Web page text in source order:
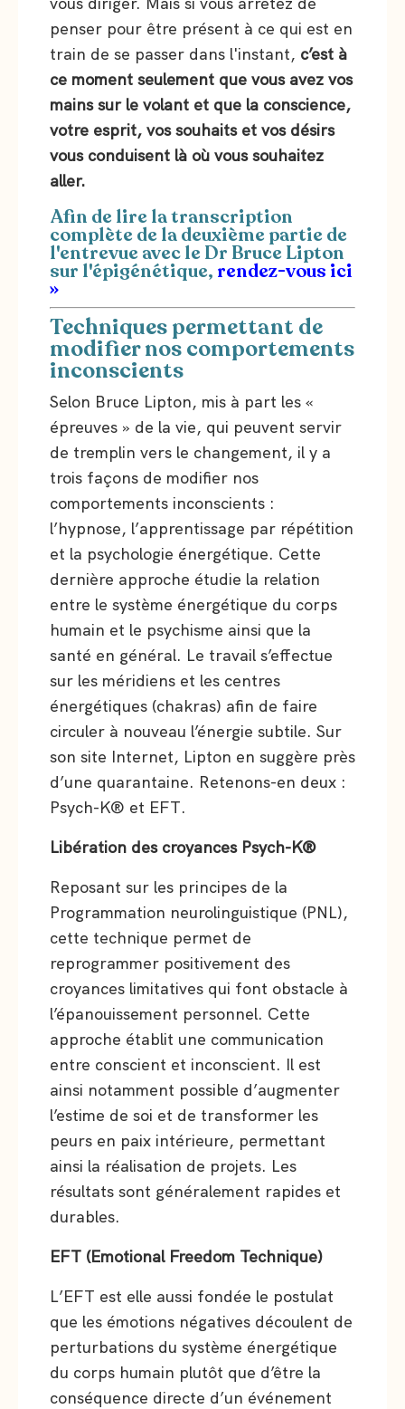
penser pour être présent à ce qui est en
train de se passer dans l'instant, c’est à
ce moment seulement que vous avez vos
mains sur le volant et que la conscience,
votre esprit, vos souhaits et vos désirs
vous conduisent là où vous souhaitez
aller.
Afin de lire la transcription
complète de la deuxième partie de
l'entrevue avec le Dr Bruce Lipton
sur l'épigénétique, rendez-vous ici
»
Techniques permettant de
modifier nos comportements
inconscients
Selon Bruce Lipton, mis à part les «
épreuves » de la vie, qui peuvent servir
de tremplin vers le changement, il y a
trois façons de modifier nos
comportements inconscients :
l’hypnose, l’apprentissage par répétition
et la psychologie énergétique. Cette
dernière approche étudie la relation
entre le système énergétique du corps
humain et le psychisme ainsi que la
santé en général. Le travail s’effectue
sur les méridiens et les centres
énergétiques (chakras) afin de faire
circuler à nouveau l’énergie subtile. Sur
son site Internet, Lipton en suggère près
d’une quarantaine. Retenons-en deux :
Psych-K® et EFT.
Libération des croyances Psych-K®
Reposant sur les principes de la
Programmation neurolinguistique (PNL),
cette technique permet de
reprogrammer positivement des
croyances limitatives qui font obstacle à
l’épanouissement personnel. Cette
approche établit une communication
entre conscient et inconscient. Il est
ainsi notamment possible d’augmenter
l’estime de soi et de transformer les
peurs en paix intérieure, permettant
ainsi la réalisation de projets. Les
résultats sont généralement rapides et
durables.
EFT (Emotional Freedom Technique)
L’EFT est elle aussi fondée le postulat
que les émotions négatives découlent de
perturbations du système énergétique
du corps humain plutôt que d’être la
conséquence directe d’un événement